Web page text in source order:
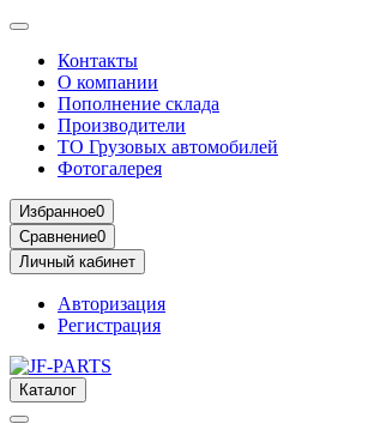
Контакты
О компании
Пополнение склада
Производители
ТО Грузовых автомобилей
Фотогалерея
Избранное0
Сравнение0
Личный кабинет
Авторизация
Регистрация
Каталог